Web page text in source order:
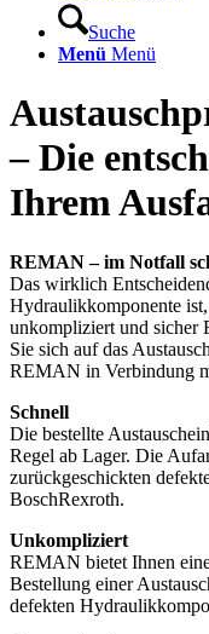
Suche
Menü Menü
– Die
Ihrem
REMAN – im Notfall
Das wirklich
Hydraulikkomponente
unkompliziert und sicher
Sie sich auf das
REMAN in Verbindung
Schnell
Die bestellte
Regel ab Lager. Die
zurückgeschickten
BoschRexroth.
Unkompliziert
REMAN bietet Ihnen
Bestellung einer
defekten